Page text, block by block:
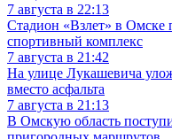
7 августа в 22:13
Стадион «Взлет» в
спортивный комплекс
7 августа в 21:42
На улице Лукашевича
вместо асфальта
7 августа в 21:13
В Омскую область